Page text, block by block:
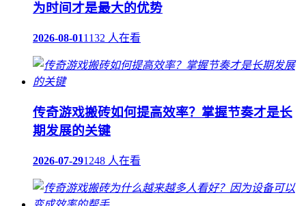
为时间才是最大的优势
2026-08-011132 人在看
传奇游戏搬砖如何提高效率？掌握节奏才是长
期发展的关键
2026-07-291248 人在看